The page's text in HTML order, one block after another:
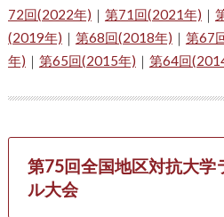
72回(2022年) ｜ 第71回(2021年) ｜
(2019年) ｜ 第68回(2018年) ｜ 第67
年) ｜ 第65回(2015年) ｜ 第64回
第75回全国地区対抗大学
ル大会